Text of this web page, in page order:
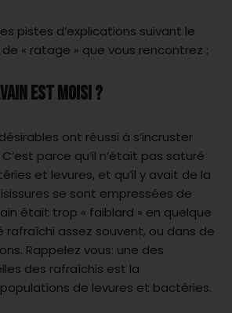
pistes d’explications suivant le
« ratage » que vous rencontrez :
EST MOISI ?
ont réussi à s’incruster
parce qu’il n’était pas saturé
et levures, et qu’il y avait de la
se sont empressées de
était trop « faiblard » en quelque
rafraîchi assez souvent, ou dans de
Rappelez vous: une des
des rafraîchis est la
de levures et bactéries.